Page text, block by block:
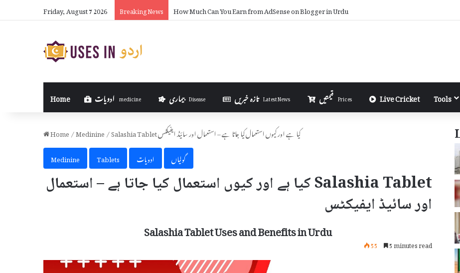
Friday, August 7 2026 Breaking News How Much Can You Earn from AdSense on Blogger in Urdu
Home medicine بیماری Disease تازہ خبریں Latest News Prices Live Cricket Tools
Home/Medinine/
Salashia Tablet کیا ہے اور کیوں استعمال کیا جاتا ہے – استعمال اور سائیڈ ایفیکٹس
Medinine
Tablets ادویات گولیاں
Salashia Tablet کیا ہے اور کیوں استعمال کیا جاتا ہے – استعمال
اور سائیڈ ایفیکٹس
Salashia Tablet Uses and Benefits in Urdu
55 5 minutes read